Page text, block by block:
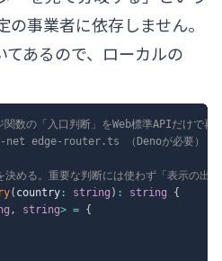
事業者に依存しません。
あるので、ローカルの
「入口判断」をWeb標準APIだけで再
edge-router.ts （Denoが必要）
める。重要な判断には使わず「表示の出
( country : string ) : string
{
, string> = {